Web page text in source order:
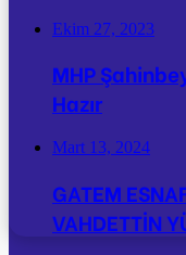
Ekim 27, 2023
MHP
Hazır
Mart 13, 2024
GATEM
VAHDETTİN